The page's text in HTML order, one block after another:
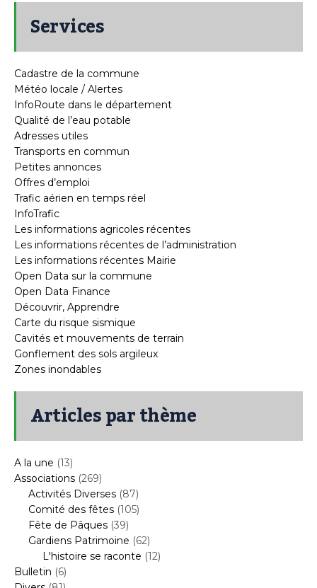
Services
Cadastre de la commune
Météo locale / Alertes
InfoRoute dans le département
Qualité de l’eau potable
Adresses utiles
Transports en commun
Petites annonces
Offres d’emploi
Trafic aérien en temps réel
InfoTrafic
Les informations agricoles récentes
Les informations récentes de l’administration
Les informations récentes Mairie
Open Data sur la commune
Open Data Finance
Découvrir, Apprendre
Carte du risque sismique
Cavités et mouvements de terrain
Gonflement des sols argileux
Zones inondables
Articles par thème
A la une (13)
Associations (269)
Activités Diverses (87)
Comité des fêtes (105)
Fête de Pâques (39)
Gardiens Patrimoine (62)
L'histoire se raconte (12)
Bulletin (6)